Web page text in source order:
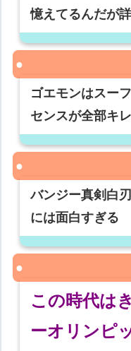
憶えてるんだが
ゴエモンはスー
センスが全部キ
バンジー真剣白
には面白すぎる
この時代は
ーオリンピ